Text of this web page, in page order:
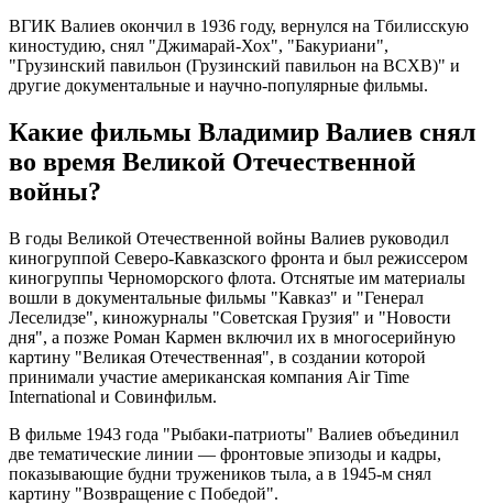
ВГИК Валиев окончил в 1936 году, вернулся на Тбилисскую
киностудию, снял "Джимарай-Хох", "Бакуриани",
"Грузинский павильон (Грузинский павильон на ВСХВ)" и
другие документальные и научно-популярные фильмы.
Какие фильмы Владимир Валиев снял
во время Великой Отечественной
войны?
В годы Великой Отечественной войны Валиев руководил
киногруппой Северо-Кавказского фронта и был режиссером
киногруппы Черноморского флота. Отснятые им материалы
вошли в документальные фильмы "Кавказ" и "Генерал
Леселидзе", киножурналы "Советская Грузия" и "Новости
дня", а позже Роман Кармен включил их в многосерийную
картину "Великая Отечественная", в создании которой
принимали участие американская компания Air Time
International и Совинфильм.
В фильме 1943 года "Рыбаки-патриоты" Валиев объединил
две тематические линии — фронтовые эпизоды и кадры,
показывающие будни тружеников тыла, а в 1945-м снял
картину "Возвращение с Победой".